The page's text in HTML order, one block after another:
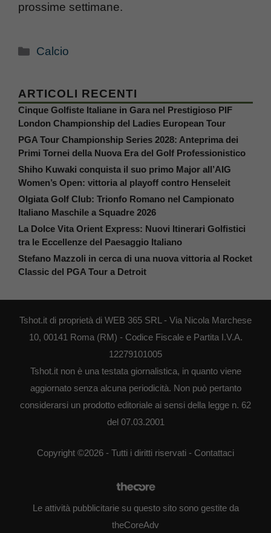
prossime settimane.
Categorie
Calcio
ARTICOLI RECENTI
Cinque Golfiste Italiane in Gara nel Prestigioso PIF
London Championship del Ladies European Tour
PGA Tour Championship Series 2028: Anteprima dei
Primi Tornei della Nuova Era del Golf Professionistico
Shiho Kuwaki conquista il suo primo Major all’AIG
Women’s Open: vittoria al playoff contro Henseleit
Olgiata Golf Club: Trionfo Romano nel Campionato
Italiano Maschile a Squadre 2026
La Dolce Vita Orient Express: Nuovi Itinerari Golfistici
tra le Eccellenze del Paesaggio Italiano
Stefano Mazzoli in cerca di una nuova vittoria al Rocket
Classic del PGA Tour a Detroit
Tshot.it di proprietà di WEB 365 SRL - Via Nicola Marchese
10, 00141 Roma (RM) - Codice Fiscale e Partita I.V.A.
12279101005
Tshot.it non è una testata giornalistica, in quanto viene
aggiornato senza alcuna periodicità. Non può pertanto
considerarsi un prodotto editoriale ai sensi della legge n. 62
del 07.03.2001
Copyright ©2026 - Tutti i diritti riservati - Contattaci
Le attività pubblicitarie su questo sito sono gestite da
theCoreAdv